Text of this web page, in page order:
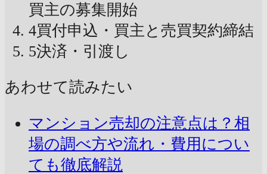
買主の募集開始
4買付申込・買主と売買契約締結
5決済・引渡し
あわせて読みたい
マンション売却の注意点は？相
場の調べ方や流れ・費用につい
ても徹底解説